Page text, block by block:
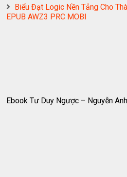
Biểu Đạt Logic Nền Tảng Cho
EPUB AWZ3 PRC MOBI
Ebook Tư Duy Ngược – Nguyễn